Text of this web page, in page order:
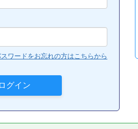
ワードをお忘れの方はこちらから